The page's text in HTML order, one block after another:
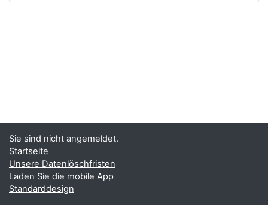
Sie sind nicht angemeldet.
Startseite
Unsere Datenlöschfristen
Laden Sie die mobile App
Standarddesign